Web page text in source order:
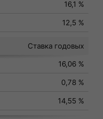
16,1 %
12,5 %
Ставка годовых
16,06 %
0,78 %
14,55 %